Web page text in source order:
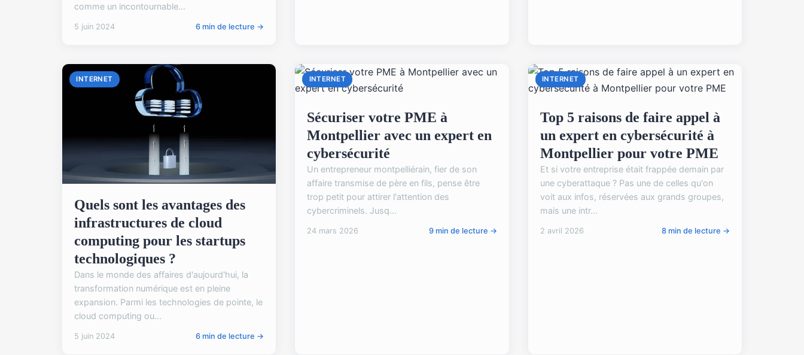
comme un incontournable...
5 juin 2024 6 min de lecture →
INTERNET
Quels sont les avantages des
infrastructures de cloud
computing pour les startups
technologiques ?
Dans le monde des affaires d'aujourd'hui, la
transformation numérique est en pleine
expansion. Parmi les technologies de pointe, le
cloud computing ou...
5 juin 2024 6 min de lecture →
INTERNET
Sécuriser votre PME à
Montpellier avec un expert en
cybersécurité
Un entrepreneur montpelliérain, fier de son
affaire transmise de père en fils, pense être
trop petit pour attirer l'attention des
cybercriminels. Jusq...
24 mars 2026 9 min de lecture →
INTERNET
Top 5 raisons de faire appel à
un expert en cybersécurité à
Montpellier pour votre PME
Et si votre entreprise était frappée demain par
une cyberattaque ? Pas une de celles qu'on
voit aux infos, réservées aux grands groupes,
mais une intr...
2 avril 2026 8 min de lecture →